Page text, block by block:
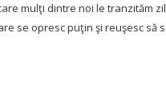
mulţi dintre noi le tranzităm
se opresc puţin şi reuşesc să